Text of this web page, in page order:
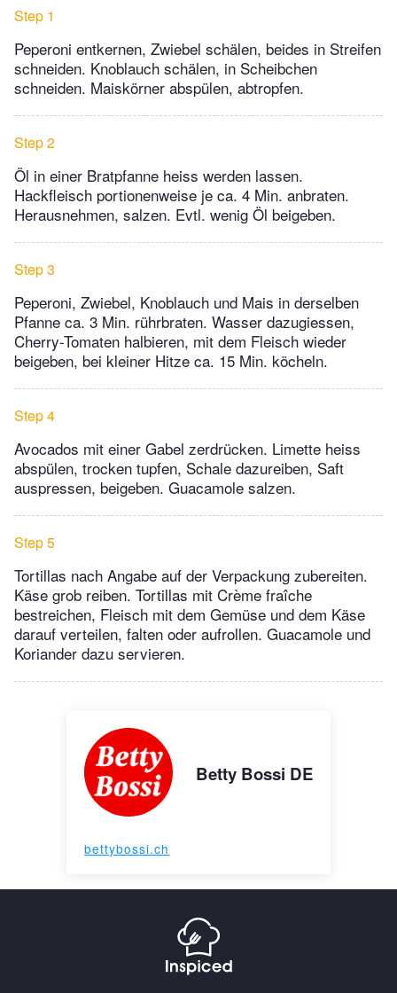
Step 1
Peperoni entkernen, Zwiebel schälen, beides in Streifen
schneiden. Knoblauch schälen, in Scheibchen
schneiden. Maiskörner abspülen, abtropfen.
Step 2
Öl in einer Bratpfanne heiss werden lassen.
Hackfleisch portionenweise je ca. 4 Min. anbraten.
Herausnehmen, salzen. Evtl. wenig Öl beigeben.
Step 3
Peperoni, Zwiebel, Knoblauch und Mais in derselben
Pfanne ca. 3 Min. rührbraten. Wasser dazugiessen,
Cherry-Tomaten halbieren, mit dem Fleisch wieder
beigeben, bei kleiner Hitze ca. 15 Min. köcheln.
Step 4
Avocados mit einer Gabel zerdrücken. Limette heiss
abspülen, trocken tupfen, Schale dazureiben, Saft
auspressen, beigeben. Guacamole salzen.
Step 5
Tortillas nach Angabe auf der Verpackung zubereiten.
Käse grob reiben. Tortillas mit Crème fraîche
bestreichen, Fleisch mit dem Gemüse und dem Käse
darauf verteilen, falten oder aufrollen. Guacamole und
Koriander dazu servieren.
Betty Bossi DE
bettybossi.ch